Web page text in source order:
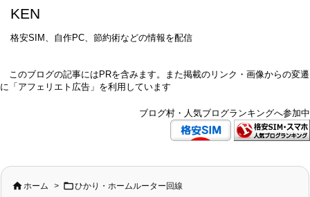
KEN
格安SIM、自作PC、節約術などの情報を配信
このブログの記事にはPRを含みます。また掲載のリンク・画像からの変遷
に「アフェリエト広告」を利用しています
ブログ村・人気ブログランキングへ参加中
 ホーム > ひかり・ホームルーター回線